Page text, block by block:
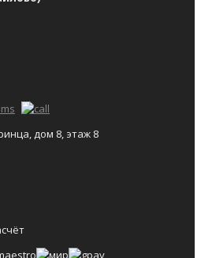
дом 8, этаж 8